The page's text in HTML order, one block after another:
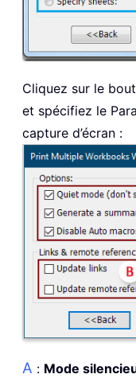
Cliquez sur le
et spécifiez le
capture d’écran :
A : Mode